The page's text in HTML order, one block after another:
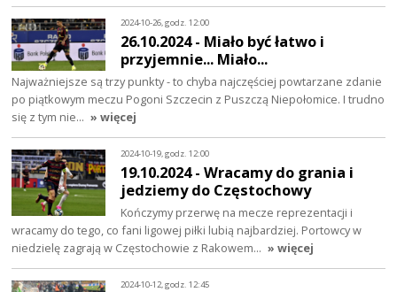
2024-10-26, godz. 12:00
26.10.2024 - Miało być łatwo i
przyjemnie... Miało...
Najważniejsze są trzy punkty - to chyba najczęściej powtarzane zdanie
po piątkowym meczu Pogoni Szczecin z Puszczą Niepołomice. I trudno
się z tym nie… » więcej
2024-10-19, godz. 12:00
19.10.2024 - Wracamy do grania i
jedziemy do Częstochowy
Kończymy przerwę na mecze reprezentacji i
wracamy do tego, co fani ligowej piłki lubią najbardziej. Portowcy w
niedzielę zagrają w Częstochowie z Rakowem… » więcej
2024-10-12, godz. 12:45